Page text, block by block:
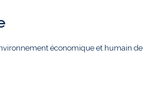
économique et humain de